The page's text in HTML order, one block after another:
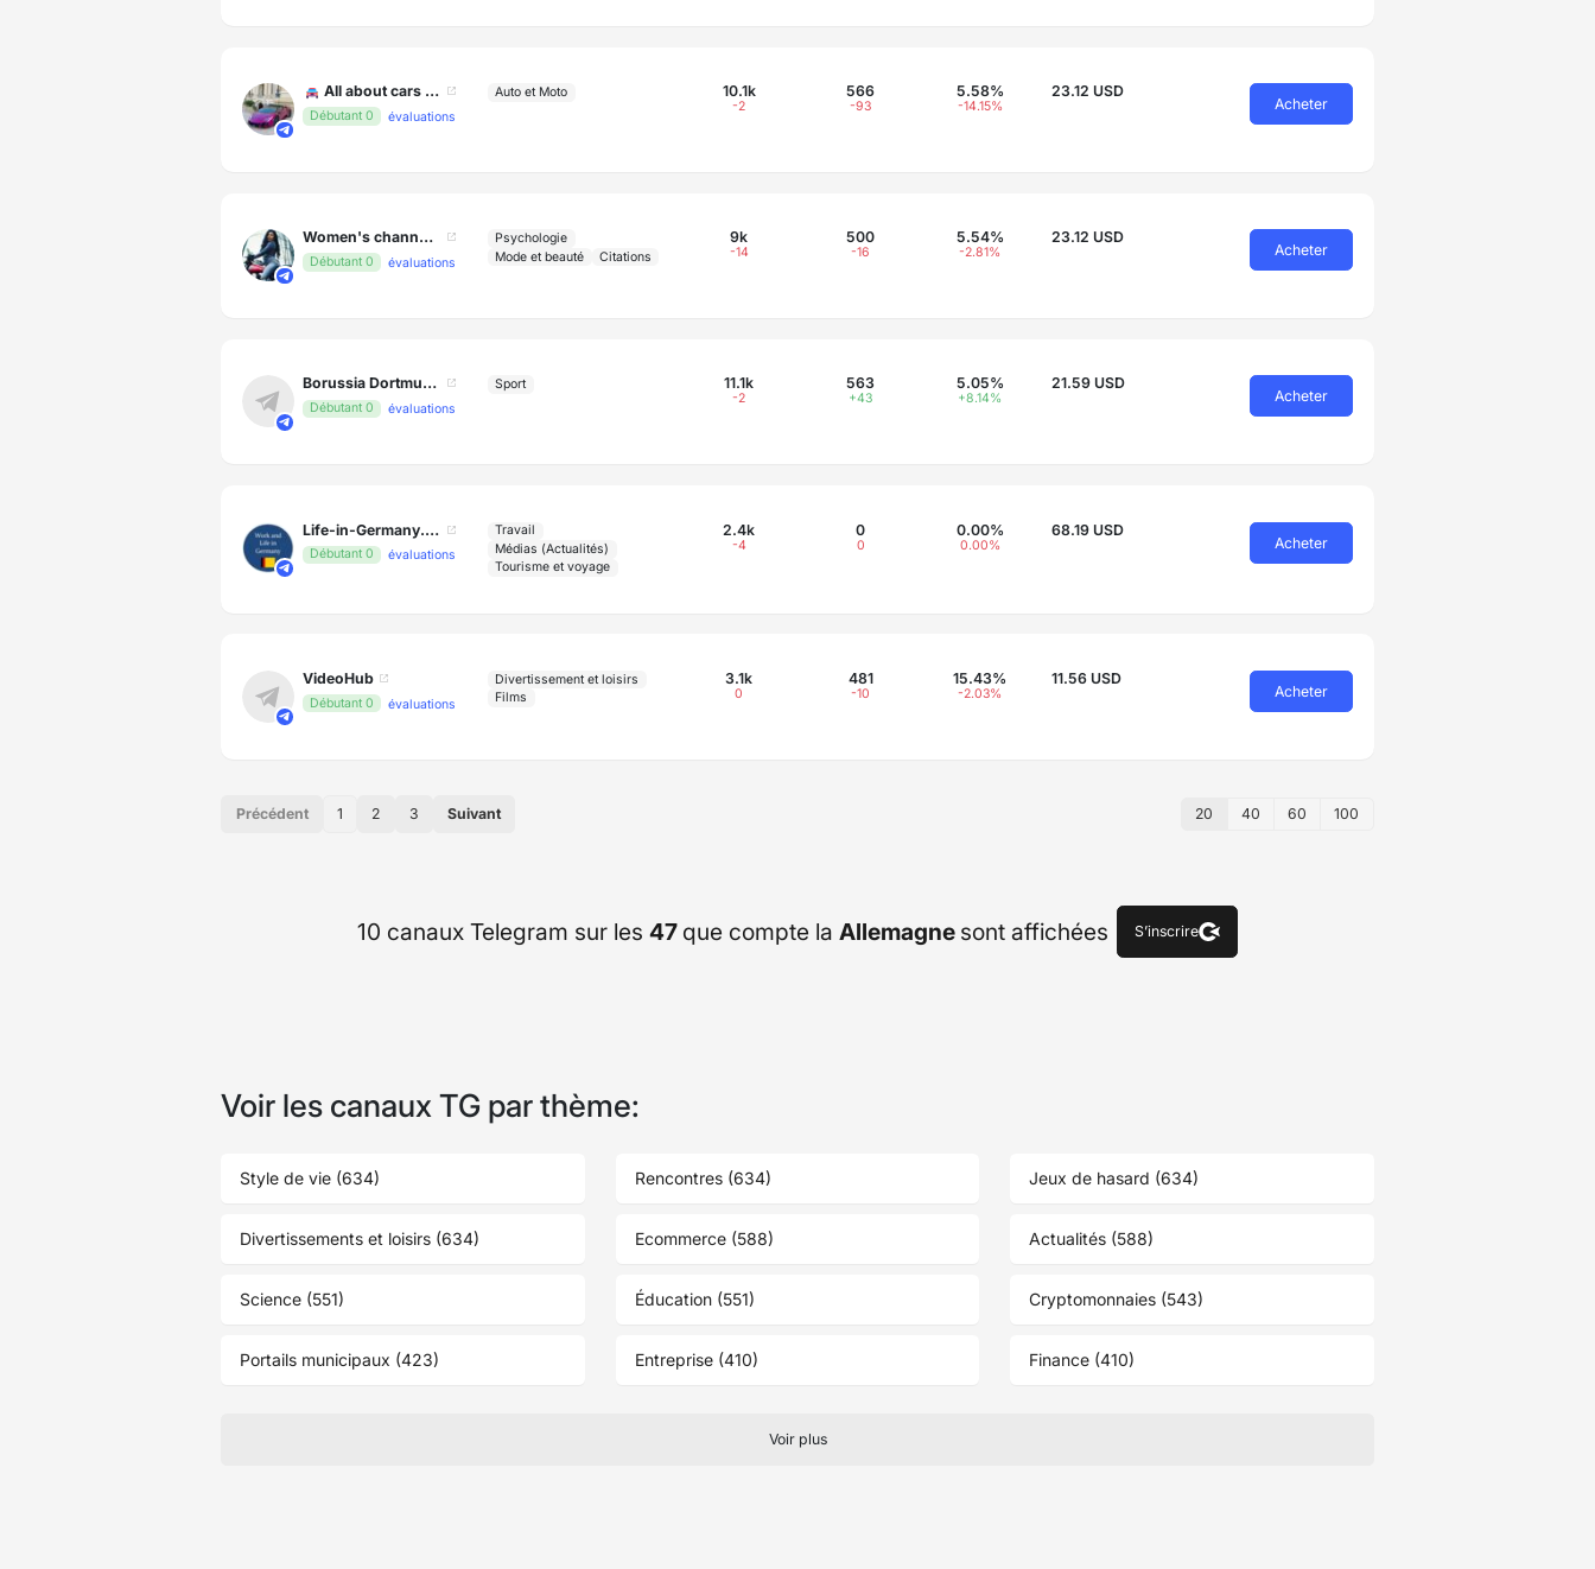
🚘 All about cars and motorcycles. Accidents, news, maintenance, repair, crashes.
Débutant 0 évaluations
Auto et Moto 10.1k
-2
566
-93
5.58%
-14.15%
23.12 USD
Acheter
Women's channel about self-development and motivation. Woman in society 💃
Débutant 0 évaluations
Psychologie
Mode et beauté
Citations
9k
-14
500
-16
5.54%
-2.81%
23.12 USD
Acheter
Borussia Dortmund
Débutant 0 évaluations
Sport 11.1k
-2
563
+43
5.05%
+8.14%
21.59 USD
Acheter
Life-in-Germany.de
Débutant 0 évaluations
Travail
Médias (Actualités)
Tourisme et voyage
2.4k
-4
0
0
0.00%
0.00%
68.19 USD
Acheter
VideoHub
Débutant 0 évaluations
Divertissement et loisirs
Films
3.1k
0
481
-10
15.43%
-2.03%
11.56 USD
Acheter
Précédent 1 2 3 Suivant 20 40 60 100
10 canaux Telegram sur les 47 que compte la Allemagne sont affichées S’inscrire
Voir les canaux TG par thème:
Style de vie (634) Rencontres (634) Jeux de hasard (634)
Divertissements et loisirs (634) Ecommerce (588) Actualités (588)
Science (551) Éducation (551) Cryptomonnaies (543)
Portails municipaux (423) Entreprise (410) Finance (410)
Voir plus